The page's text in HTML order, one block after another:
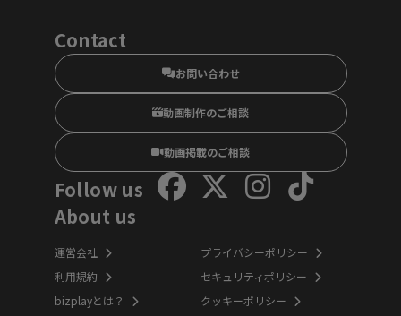
Contact
お問い合わせ
動画制作のご相談
動画掲載のご相談
Follow us
About us
運営会社
利用規約
bizplayとは？
プライバシーポリシー
セキュリティポリシー
クッキーポリシー